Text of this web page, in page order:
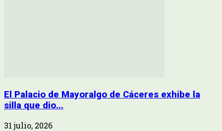
El Palacio de Mayoralgo de Cáceres exhibe la
silla que dio...
31 julio, 2026